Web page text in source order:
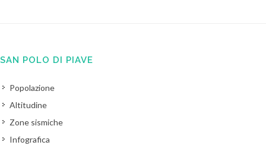
SAN POLO DI PIAVE
Popolazione
Altitudine
Zone sismiche
Infografica